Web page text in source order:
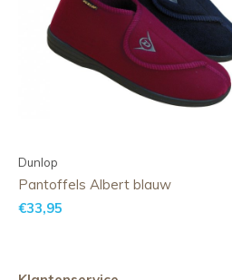
Dunlop
Pantoffels Albert blauw
€33,95